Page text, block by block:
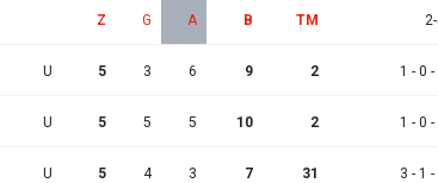
Z G A B TM
U 5 3 6 9 2 1 - 0 -
U 5 5 5 10 2 1 - 0 -
U 5 4 3 7 31 3 - 1 -